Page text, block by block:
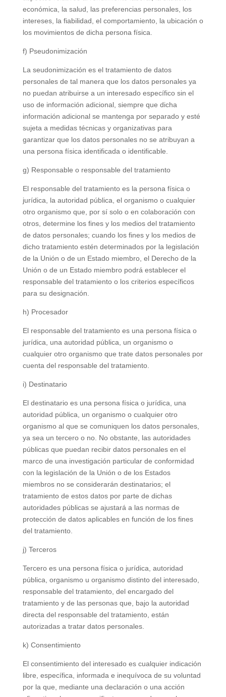
económica, la salud, las preferencias personales, los
intereses, la fiabilidad, el comportamiento, la ubicación o
los movimientos de dicha persona física.
f) Pseudonimización
La seudonimización es el tratamiento de datos
personales de tal manera que los datos personales ya
no puedan atribuirse a un interesado específico sin el
uso de información adicional, siempre que dicha
información adicional se mantenga por separado y esté
sujeta a medidas técnicas y organizativas para
garantizar que los datos personales no se atribuyan a
una persona física identificada o identificable.
g) Responsable o responsable del tratamiento
El responsable del tratamiento es la persona física o
jurídica, la autoridad pública, el organismo o cualquier
otro organismo que, por sí solo o en colaboración con
otros, determine los fines y los medios del tratamiento
de datos personales; cuando los fines y los medios de
dicho tratamiento estén determinados por la legislación
de la Unión o de un Estado miembro, el Derecho de la
Unión o de un Estado miembro podrá establecer el
responsable del tratamiento o los criterios específicos
para su designación.
h) Procesador
El responsable del tratamiento es una persona física o
jurídica, una autoridad pública, un organismo o
cualquier otro organismo que trate datos personales por
cuenta del responsable del tratamiento.
i) Destinatario
El destinatario es una persona física o jurídica, una
autoridad pública, un organismo o cualquier otro
organismo al que se comuniquen los datos personales,
ya sea un tercero o no. No obstante, las autoridades
públicas que puedan recibir datos personales en el
marco de una investigación particular de conformidad
con la legislación de la Unión o de los Estados
miembros no se considerarán destinatarios; el
tratamiento de estos datos por parte de dichas
autoridades públicas se ajustará a las normas de
protección de datos aplicables en función de los fines
del tratamiento.
j) Terceros
Tercero es una persona física o jurídica, autoridad
pública, organismo u organismo distinto del interesado,
responsable del tratamiento, del encargado del
tratamiento y de las personas que, bajo la autoridad
directa del responsable del tratamiento, están
autorizadas a tratar datos personales.
k) Consentimiento
El consentimiento del interesado es cualquier indicación
libre, específica, informada e inequívoca de su voluntad
por la que, mediante una declaración o una acción